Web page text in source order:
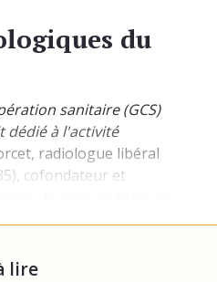
du
sanitaire (GCS)
dédié à l'activité
radiologue libéral
cofondateur et
lire